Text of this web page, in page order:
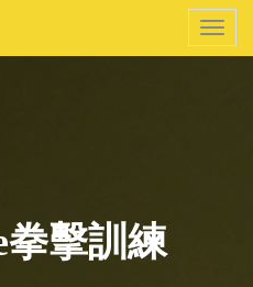
拳擊訓練